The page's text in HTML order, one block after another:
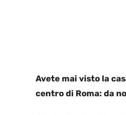
Avete mai visto la
centro di Roma: da